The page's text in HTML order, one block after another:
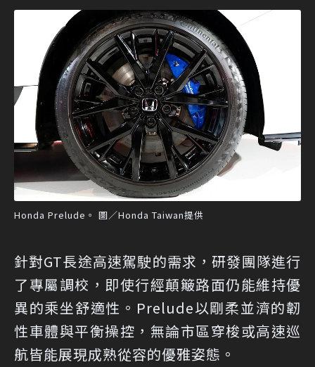
Honda Prelude。 圖／Honda Taiwan提供
針對GT長途高速駕駛的需求，研發團隊進行
了專屬調校，即使行經顛簸路面仍能維持優
異的乘坐舒適性。Prelude以剛柔並濟的韌
性車體與平衡操控，無論市區穿梭或高速巡
航皆能展現成熟從容的優雅姿態。